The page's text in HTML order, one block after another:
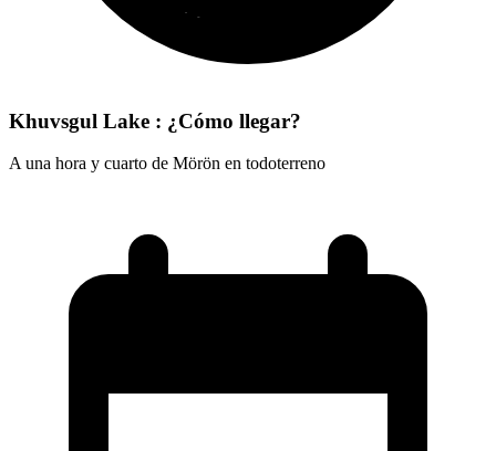
Khuvsgul Lake : ¿Cómo llegar?
A una hora y cuarto de Mörön en todoterreno